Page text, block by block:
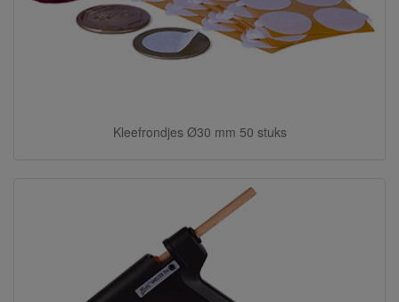
Kleefrondjes Ø30 mm 50 stuks